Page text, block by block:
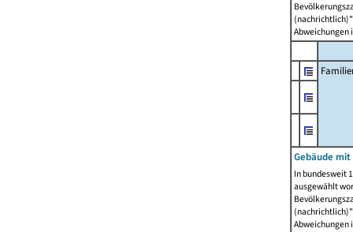
Abweichungen
Gebäude
In bundesweit
ausgewählt
Abweichungen